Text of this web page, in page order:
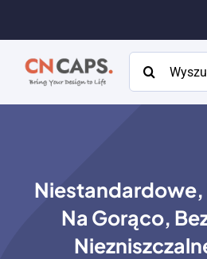
treści
Szukaj:
Katalog
Na Gorąco,